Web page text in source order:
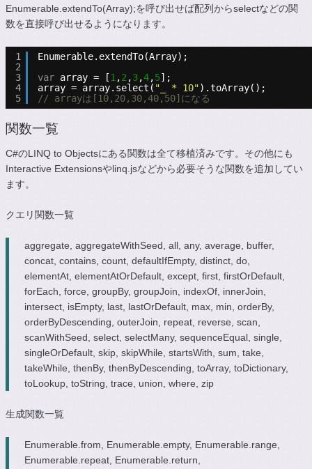
Enumerable.extendTo(Array);を呼び出せば配列からselectなどの関
数を直接呼び出せるようになります。
1
2
3
4
5
Enumerable.extendTo(Array);
var array = [1 ,2 ,3,4,5];
array = array.select( "_ * 10").toArray();
// arrayは[10,20,30,40,50]になる
関数一覧
C#のLINQ to Objectsにある関数は全て移植済みです。その他にも
Interactive Extensionsやlinq.jsなどから必要そうな関数を追加してい
ます。
クエリ関数一覧
aggregate, aggregateWithSeed, all, any, average, buffer,
concat, contains, count, defaultIfEmpty, distinct, do,
elementAt, elementAtOrDefault, except, first, firstOrDefault,
forEach, force, groupBy, groupJoin, indexOf, innerJoin,
intersect, isEmpty, last, lastOrDefault, max, min, orderBy,
orderByDescending, outerJoin, repeat, reverse, scan,
scanWithSeed, select, selectMany, sequenceEqual, single,
singleOrDefault, skip, skipWhile, startsWith, sum, take,
takeWhile, thenBy, thenByDescending, toArray, toDictionary,
toLookup, toString, trace, union, where, zip
生成関数一覧
Enumerable.from, Enumerable.empty, Enumerable.range,
Enumerable.repeat, Enumerable.return,